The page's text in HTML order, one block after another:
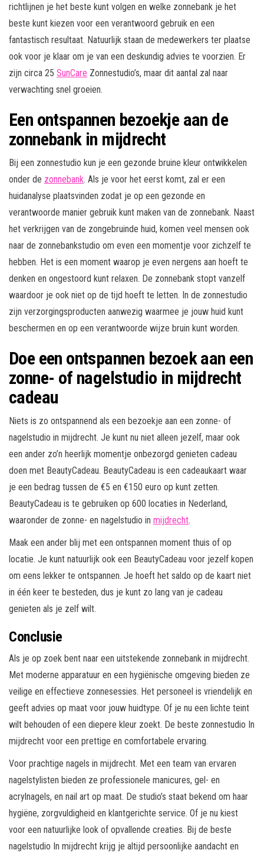
richtlijnen je het beste kunt volgen en welke zonnebank je het
beste kunt kiezen voor een verantwoord gebruik en een
fantastisch resultaat. Natuurlijk staan de medewerkers ter plaatse
ook voor je klaar om je van een deskundig advies te voorzien. Er
zijn circa 25 SunCare Zonnestudio’s, maar dit aantal zal naar
verwachting snel groeien.
Een ontspannen bezoekje aan de
zonnebank in mijdrecht
Bij een zonnestudio kun je een gezonde bruine kleur ontwikkelen
onder de zonnebank. Als je voor het eerst komt, zal er een
huidanalyse plaatsvinden zodat je op een gezonde en
verantwoorde manier gebruik kunt maken van de zonnebank. Naast
het verkrijgen van de zongebruinde huid, komen veel mensen ook
naar de zonnebankstudio om even een momentje voor zichzelf te
hebben. Het is een moment waarop je even nergens aan hoeft te
denken en ongestoord kunt relaxen. De zonnebank stopt vanzelf
waardoor je ook niet op de tijd hoeft te letten. In de zonnestudio
zijn verzorgingsproducten aanwezig waarmee je jouw huid kunt
beschermen en op een verantwoorde wijze bruin kunt worden.
Doe een ontspannen bezoek aan een
zonne- of nagelstudio in mijdrecht
cadeau
Niets is zo ontspannend als een bezoekje aan een zonne- of
nagelstudio in mijdrecht. Je kunt nu niet alleen jezelf, maar ook
een ander zo’n heerlijk momentje onbezorgd genieten cadeau
doen met BeautyCadeau. BeautyCadeau is een cadeaukaart waar
je een bedrag tussen de €5 en €150 euro op kunt zetten.
BeautyCadeau is te gebruiken op 600 locaties in Nederland,
waaronder de zonne- en nagelstudio in mijdrecht.
Maak een ander blij met een ontspannen moment thuis of op
locatie. Je kunt natuurlijk ook een BeautyCadeau voor jezelf kopen
om eens lekker te ontspannen. Je hoeft het saldo op de kaart niet
in één keer te besteden, dus je kunt zo lang van je cadeau
genieten als je zelf wilt.
Conclusie
Als je op zoek bent naar een uitstekende zonnebank in mijdrecht.
Met moderne apparatuur en een hygiënische omgeving bieden ze
veilige en effectieve zonnesessies. Het personeel is vriendelijk en
geeft advies op maat voor jouw huidtype. Of je nu een lichte teint
wilt behouden of een diepere kleur zoekt. De beste zonnestudio In
mijdrecht voor een prettige en comfortabele ervaring.
Voor prachtige nagels in mijdrecht. Met een team van ervaren
nagelstylisten bieden ze professionele manicures, gel- en
acrylnagels, en nail art op maat. De studio’s staat bekend om haar
hygiëne, zorgvuldigheid en klantgerichte service. Of je nu kiest
voor een natuurlijke look of opvallende creaties. Bij de beste
nagelstudio In mijdrecht krijg je altijd persoonlijke aandacht en